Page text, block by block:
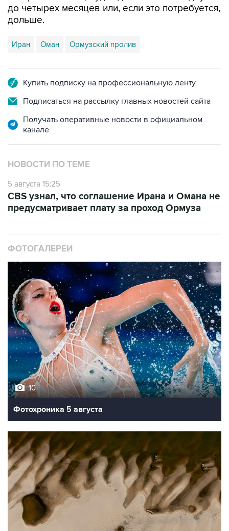
до четырех месяцев или, если это потребуется,
дольше.
Иран Оман Ормузский пролив
Купить подписку на профессиональную ленту
Подписаться на рассылку главных новостей сайта
Получать оперативные новости в официальном
канале
НОВОСТИ ПО ТЕМЕ
5 августа 15:25
CBS узнал, что соглашение Ирана и Омана не
предусматривает плату за проход Ормуза
ФОТОГАЛЕРЕИ
10
Фотохроника 5 августа